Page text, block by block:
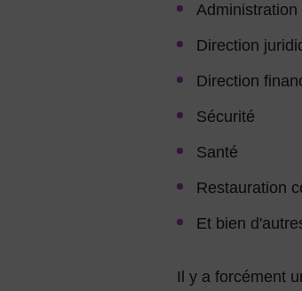
Administration
Direction
Direction
Sécurité
Santé
Restauration
Et bien
Il y a forcément